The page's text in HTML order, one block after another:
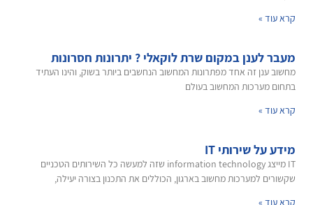
קרא עוד »
מעבר לענן במקום שרת לוקאלי ? יתרונות חסרונות
מחשוב ענן זה אחד מפתרונות המחשוב הנחשבים ביותר בשוק, והינו העתיד
בתחום מערכות המחשוב בעולם
קרא עוד »
מידע על שירותי IT
IT מייצג information technology שזה למעשה כל השירותים הטכניים
שקשורים למערכות מחשוב בארגון, הכוללים את התכנון בצורה יעילה,
קרא עוד »